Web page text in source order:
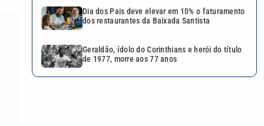
Dia dos Pais deve elevar em 10% o faturamento
dos restaurantes da Baixada Santista
Geraldão, ídolo do Corinthians e herói do título
de 1977, morre aos 77 anos